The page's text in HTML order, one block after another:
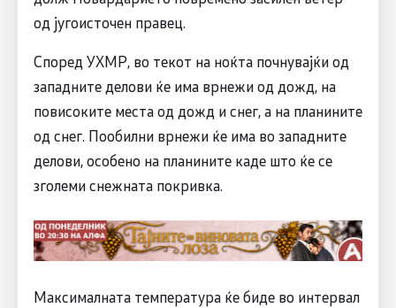
од југоисточен правец.
Според УХМР, во текот на ноќта почнувајќи од
западните делови ќе има врнежи од дожд, на
повисоките места од дожд и снег, а на планините
од снег. Пообилни врнежи ќе има во западните
делови, особено на планините каде што ќе се
зголеми снежната покривка.
Максималната температура ќе биде во интервал